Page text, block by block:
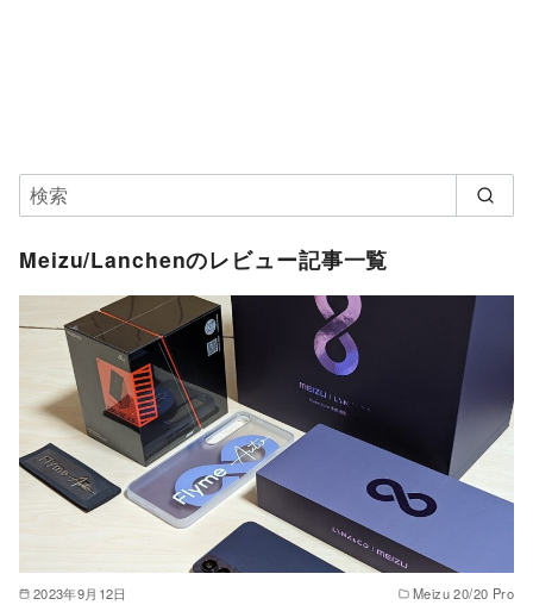
Meizu/Lanchenのレビュー記事一覧
2023年9月12日 Meizu 20/20 Pro